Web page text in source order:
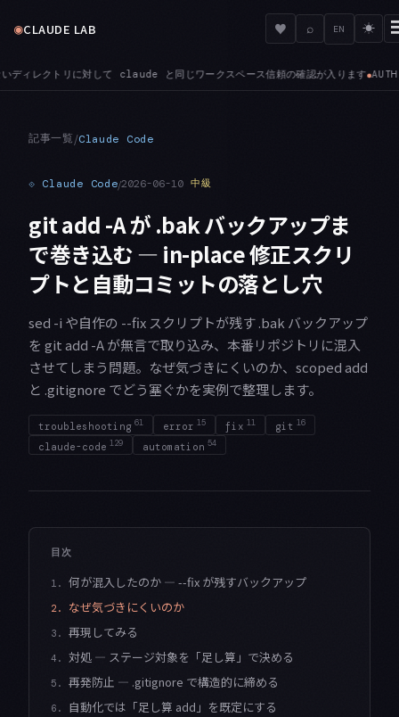
◉CLAUDE LAB ♥ ⌕ EN ☀
ース信頼の確認が入ります●AUTH — 一時的な401をきっかけに長期の OAuth ト
記事一覧/Claude Code
⟐ Claude Code/2026-06-10 中級
git add -A が .bak バックアップま
で巻き込む — in-place 修正スクリ
プトと自動コミットの落とし穴
sed -i や自作の --fix スクリプトが残す .bak バックアップ
を git add -A が無言で取り込み、本番リポジトリに混入
させてしまう問題。なぜ気づきにくいのか、scoped add
と .gitignore でどう塞ぐかを実例で整理します。
troubleshooting 61 error 15 fix 11 git 16
claude-code 129 automation 54
目次
1. 何が混入したのか — --fix が残すバックアップ
2. なぜ気づきにくいのか
3. 再現してみる
4. 対処 — ステージ対象を「足し算」で決める
5. 再発防止 — .gitignore で構造的に締める
6. 自動化では「足し算 add」を既定にする